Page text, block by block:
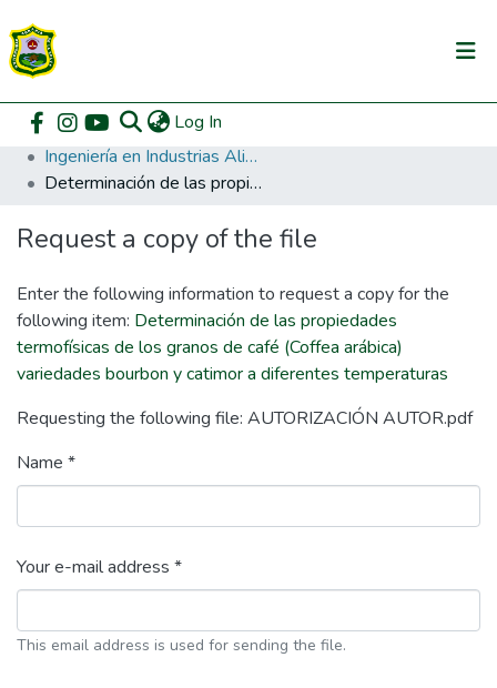
Log In
Communities & Collections
All of DSpace
Home Pregrado
Ingeniería en Industrias Alimentarias
Determinación de las propiedades termofísicas de los granos de café (Coffea arábica) variedades bourbon y catimor a diferentes temperaturas
Request a copy of the file
Enter the following information to request a copy for the
following item: Determinación de las propiedades
termofísicas de los granos de café (Coffea arábica)
variedades bourbon y catimor a diferentes temperaturas
Requesting the following file: AUTORIZACIÓN AUTOR.pdf
Name *
Your e-mail address *
This email address is used for sending the file.